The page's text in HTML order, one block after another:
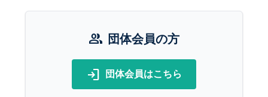
group 団体会員の方
login 団体会員はこちら